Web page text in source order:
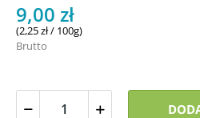
9,00 zł
(2,25 zł / 100g)
Brutto